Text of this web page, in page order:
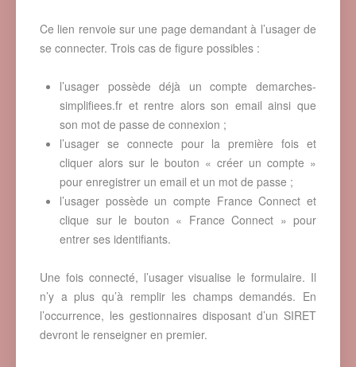
Ce lien renvoie sur une page demandant à l’usager de
se connecter. Trois cas de figure possibles :
l’usager possède déjà un compte demarches-
simplifiees.fr et rentre alors son email ainsi que
son mot de passe de connexion ;
l’usager se connecte pour la première fois et
cliquer alors sur le bouton « créer un compte »
pour enregistrer un email et un mot de passe ;
l’usager possède un compte France Connect et
clique sur le bouton « France Connect » pour
entrer ses identifiants.
Une fois connecté, l’usager visualise le formulaire. Il
n’y a plus qu’à remplir les champs demandés. En
l’occurrence, les gestionnaires disposant d’un SIRET
devront le renseigner en premier.